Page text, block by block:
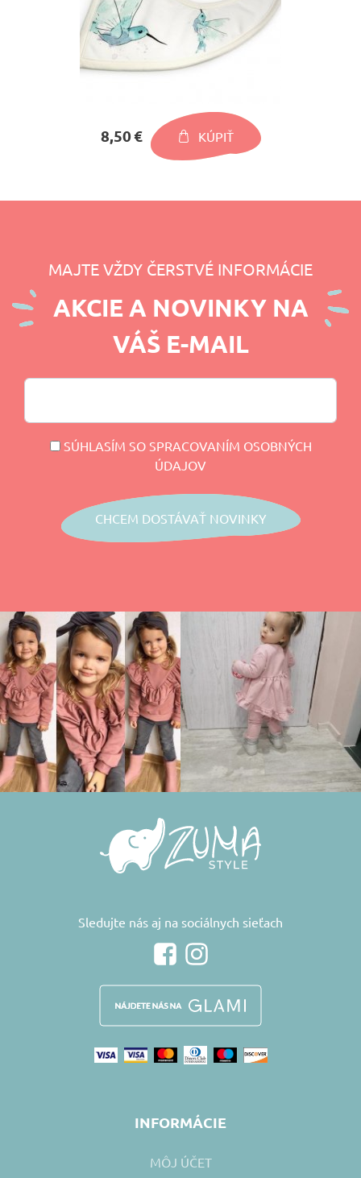
8,50 € KÚPIŤ
MAJTE VŽDY ČERSTVÉ INFORMÁCIE
AKCIE A NOVINKY NA
VÁŠ E-MAIL
SÚHLASÍM SO SPRACOVANÍM OSOBNÝCH
ÚDAJOV
CHCEM DOSTÁVAŤ NOVINKY
Sledujte nás aj na sociálnych sieťach
INFORMÁCIE
MÔJ ÚČET